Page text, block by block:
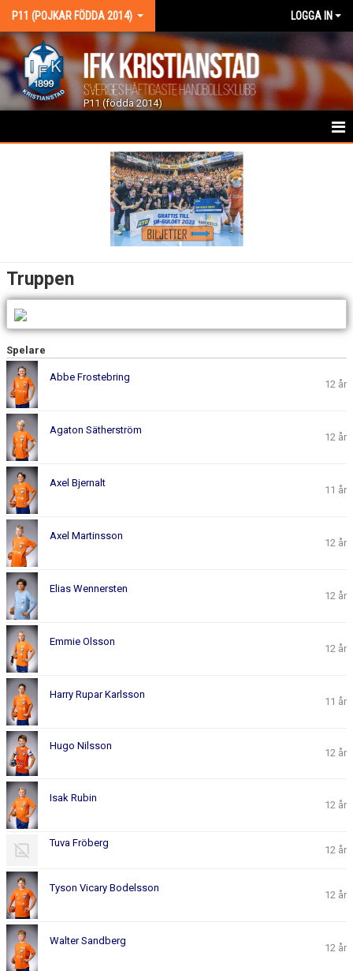
P11 (POJKAR FÖDDA 2014) LOGGA IN
P11 (födda 2014)
TRUPPEN
BILDGALLERI
DOKUMENT
KONTAKT
Truppen
Spelare
Abbe Frostebring
12 år
Agaton Sätherström
12 år
Axel Bjernalt
11 år
Axel Martinsson
12 år
Elias Wennersten
12 år
Emmie Olsson
12 år
Harry Rupar Karlsson
11 år
Hugo Nilsson
12 år
Isak Rubin
12 år
Tuva Fröberg
12 år
Tyson Vicary Bodelsson
12 år
Walter Sandberg
12 år